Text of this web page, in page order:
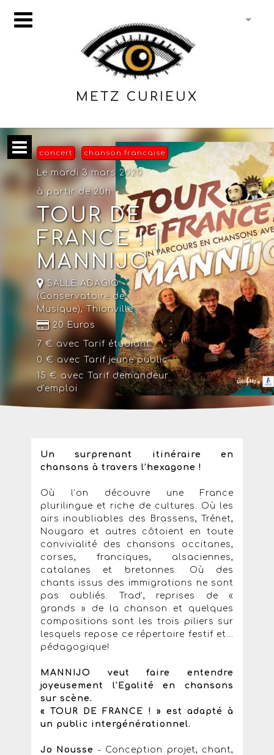
METZ CURIEUX
concert chanson francaise
Le mardi 3 mars 2020
à partir de 20h
TOUR DE
FRANCE ! |
MANNIJO
SALLE ADAGIO
(Conservatoire de
Musique),Thionville
20 Euros
7 € avecTarif étudiant
0 € avecTarif jeune public
15 € avecTarif demandeur
d'emploi
Un surprenant itinéraire en
chansons à travers l’hexagone !
Où l’on découvre une France
plurilingue et riche de cultures. Où les
airs inoubliables des Brassens, Trénet,
Nougaro et autres côtoient en toute
convivialité des chansons occitanes,
corses, franciques, alsaciennes,
catalanes et bretonnes. Où des
chants issus des immigrations ne sont
pas oubliés. Trad’, reprises de «
grands » de la chanson et quelques
compositions sont les trois piliers sur
lesquels repose ce répertoire festif et...
pédagogique!
MANNIJO veut faire entendre
joyeusement l’Egalité en chansons
sur scène.
« TOUR DE FRANCE ! » est adapté à
un public intergénérationnel.
Jo Nousse - Conception projet, chant,